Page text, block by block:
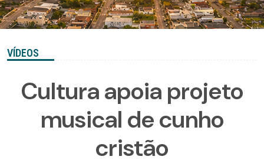
VÍDEOS
Cultura apoia projeto
musical de cunho
cristão